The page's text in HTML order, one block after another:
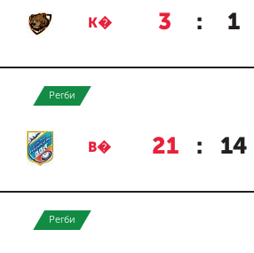
К� 3 : 1
Регби
В� 21 : 14
Регби